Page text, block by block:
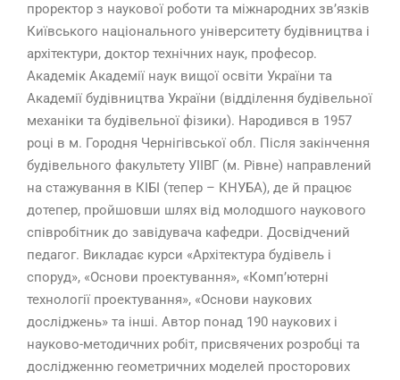
проректор з наукової роботи та міжнародних зв’язків
Київського національного університету будівництва і
архітектури, доктор технічних наук, професор.
Академік Академії наук вищої освіти України та
Академії будівництва України (відділення будівельної
механіки та будівельної фізики). Народився в 1957
році в м. Городня Чернігівської обл. Після закінчення
будівельного факультету УІІВГ (м. Рівне) направлений
на стажування в КІБІ (тепер – КНУБА), де й працює
дотепер, пройшовши шлях від молодшого наукового
співробітник до завідувача кафедри. Досвідчений
педагог. Викладає курси «Архітектура будівель і
споруд», «Основи проектування», «Комп’ютерні
технології проектування», «Основи наукових
досліджень» та інші. Автор понад 190 наукових і
науково-методичних робіт, присвячених розробці та
дослідженню геометричних моделей просторових